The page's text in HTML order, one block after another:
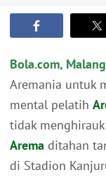
Bola.com,
Aremania untuk
mental pelatih
tidak
Arema ditahan
di Stadion